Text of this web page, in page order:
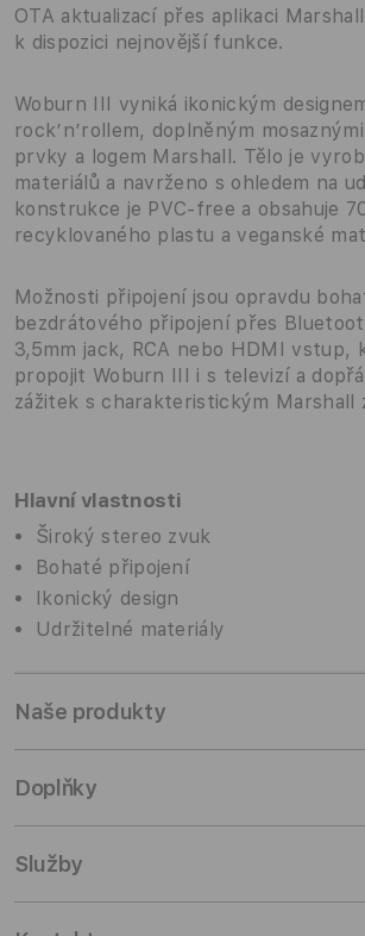
OTA aktualizací přes aplikaci
k dispozici nejnovější funkce.
Woburn III vyniká ikonickým
rock’n’rollem, doplněným
prvky a logem Marshall. Tělo je
materiálů a navrženo s ohledem na
konstrukce je PVC-free a obsahuje
recyklovaného plastu a veganské
Možnosti připojení jsou opravdu
bezdrátového připojení přes
3,5mm jack, RCA nebo HDMI vstup,
propojit Woburn III i s televizí a
zážitek s charakteristickým Marshall
Hlavní vlastnosti
Široký stereo zvuk
Bohaté připojení
Ikonický design
Udržitelné materiály
Naše produkty
iPhone
AirPods
Doplňky
Doplňky pro Mac
Doplňky pro iPhone
Služby
Pronájem